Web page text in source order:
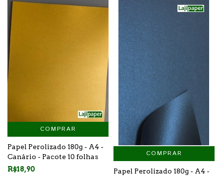
COMPRAR
Papel Perolizado 180g - A4 -
Canário - Pacote 10 folhas
R$18,90
COMPRAR
Papel Perolizado 180g - A4 -